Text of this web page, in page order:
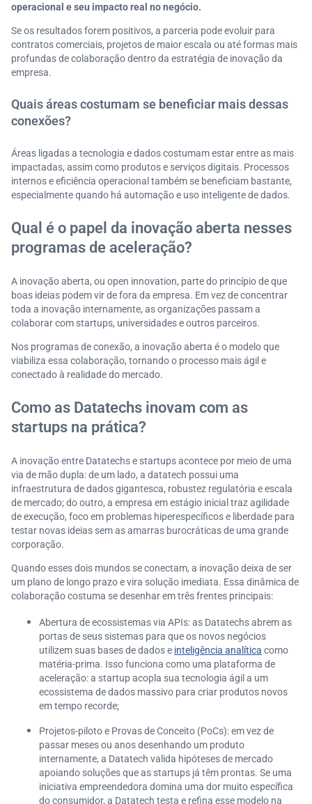
operacional e seu impacto real no negócio.
Se os resultados forem positivos, a parceria pode evoluir para
contratos comerciais, projetos de maior escala ou até formas mais
profundas de colaboração dentro da estratégia de inovação da
empresa.
Quais áreas costumam se beneficiar mais dessas
conexões?
Áreas ligadas a tecnologia e dados costumam estar entre as mais
impactadas, assim como produtos e serviços digitais. Processos
internos e eficiência operacional também se beneficiam bastante,
especialmente quando há automação e uso inteligente de dados.
Qual é o papel da inovação aberta nesses
programas de aceleração?
A inovação aberta, ou open innovation, parte do princípio de que
boas ideias podem vir de fora da empresa. Em vez de concentrar
toda a inovação internamente, as organizações passam a
colaborar com startups, universidades e outros parceiros.
Nos programas de conexão, a inovação aberta é o modelo que
viabiliza essa colaboração, tornando o processo mais ágil e
conectado à realidade do mercado.
Como as Datatechs inovam com as
startups na prática?
A inovação entre Datatechs e startups acontece por meio de uma
via de mão dupla: de um lado, a datatech possui uma
infraestrutura de dados gigantesca, robustez regulatória e escala
de mercado; do outro, a empresa em estágio inicial traz agilidade
de execução, foco em problemas hiperespecíficos e liberdade para
testar novas ideias sem as amarras burocráticas de uma grande
corporação.
Quando esses dois mundos se conectam, a inovação deixa de ser
um plano de longo prazo e vira solução imediata. Essa dinâmica de
colaboração costuma se desenhar em três frentes principais:
Abertura de ecossistemas via APIs: as Datatechs abrem as
portas de seus sistemas para que os novos negócios
utilizem suas bases de dados e inteligência analítica como
matéria-prima. Isso funciona como uma plataforma de
aceleração: a startup acopla sua tecnologia ágil a um
ecossistema de dados massivo para criar produtos novos
em tempo recorde;
Projetos-piloto e Provas de Conceito (PoCs): em vez de
passar meses ou anos desenhando um produto
internamente, a Datatech valida hipóteses de mercado
apoiando soluções que as startups já têm prontas. Se uma
iniciativa empreendedora domina uma dor muito específica
do consumidor, a Datatech testa e refina esse modelo na